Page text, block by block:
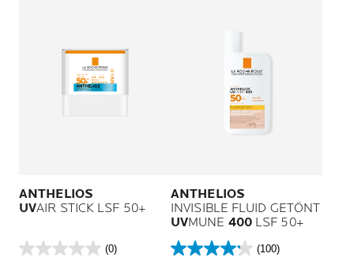
ANTHELIOS
UVAIR STICK LSF 50+
(0)
0.0
ANTHELIOS
INVISIBLE FLUID GETÖNT
UVMUNE 400LSF 50+
(100)
4.2